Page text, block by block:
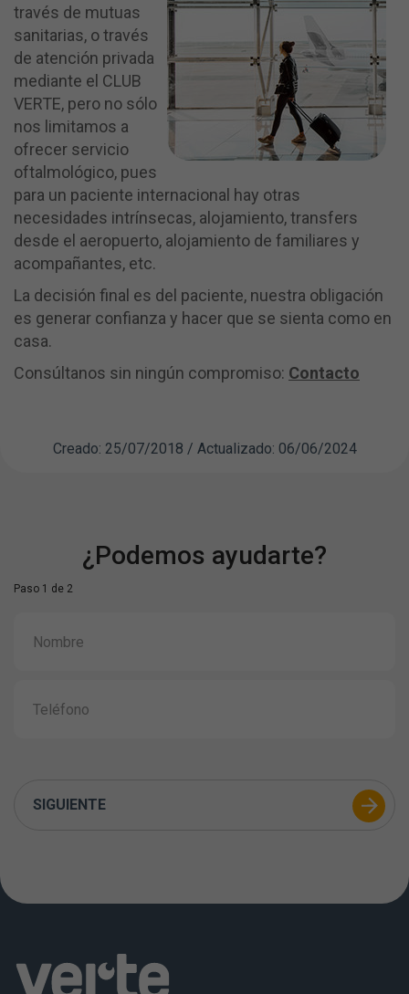
través de mutuas
sanitarias, o través
de atención privada
mediante el CLUB
VERTE, pero no sólo
nos limitamos a
ofrecer servicio
oftalmológico, pues
para un paciente internacional hay otras
necesidades intrínsecas, alojamiento, transfers
desde el aeropuerto, alojamiento de familiares y
acompañantes, etc.
La decisión final es del paciente, nuestra obligación
es generar confianza y hacer que se sienta como en
casa.
Consúltanos sin ningún compromiso: Contacto
Creado: 25/07/2018 / Actualizado: 06/06/2024
¿Podemos ayudarte?
Paso 1 de 2
SIGUIENTE